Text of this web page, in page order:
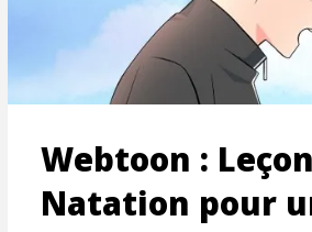
Webtoon :
Natation pour